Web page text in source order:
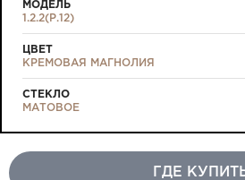
Проекты
МОДЕЛЬ
1.2.2(Р.12)
ЦВЕТ
КРЕМОВАЯ МАГНОЛИЯ
СТЕКЛО
МАТОВОЕ
ГДЕ